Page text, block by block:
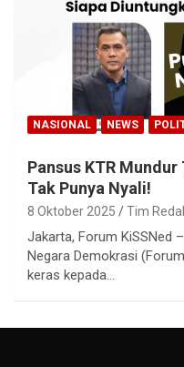
NASIONAL NEWS
Pansus KTR
Tak Punya Nyali!
8 Oktober 2025 Tim
Jakarta, Forum KiSSNed
Negara Demokrasi
keras kepada…